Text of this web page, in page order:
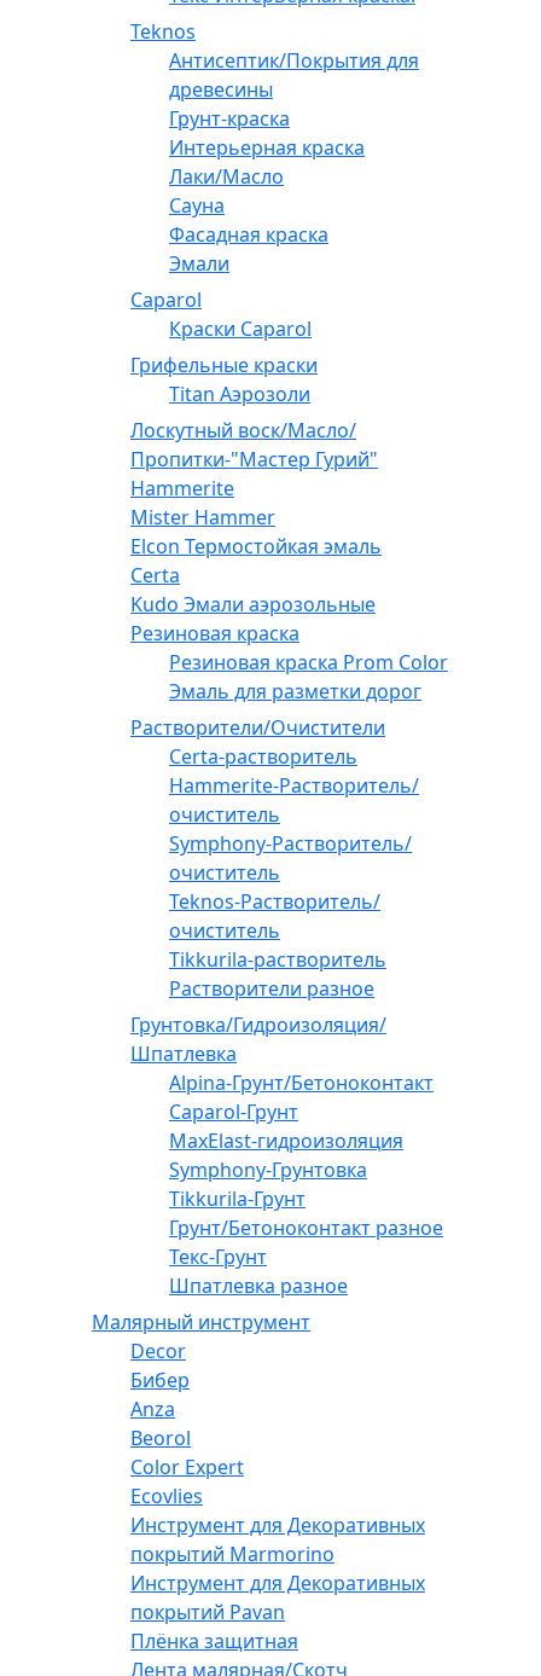
Teknos
Антисептик/Покрытия для
древесины
Грунт-краска
Интерьерная краска
Лаки/Масло
Сауна
Фасадная краска
Эмали
Caparol
Краски Caparol
Грифельные краски
Titan Аэрозоли
Лоскутный воск/Масло/
Пропитки-"Мастер Гурий"
Hammerite
Mister Hammer
Elcon Термостойкая эмаль
Certa
Kudo Эмали аэрозольные
Резиновая краска
Резиновая краска Prom Color
Эмаль для разметки дорог
Растворители/Очистители
Certa-растворитель
Hammerite-Растворитель/
очиститель
Symphony-Растворитель/
очиститель
Teknos-Растворитель/
очиститель
Tikkurila-растворитель
Растворители разное
Грунтовка/Гидроизоляция/
Шпатлевка
Alpina-Грунт/Бетоноконтакт
Caparol-Грунт
MaxElast-гидроизоляция
Symphony-Грунтовка
Tikkurila-Грунт
Грунт/Бетоноконтакт разное
Текс-Грунт
Шпатлевка разное
Малярный инструмент
Decor
Бибер
Anza
Beorol
Color Expert
Ecovlies
Инструмент для Декоративных
покрытий Marmorino
Инструмент для Декоративных
покрытий Pavan
Плёнка защитная
Лента малярная/Скотч